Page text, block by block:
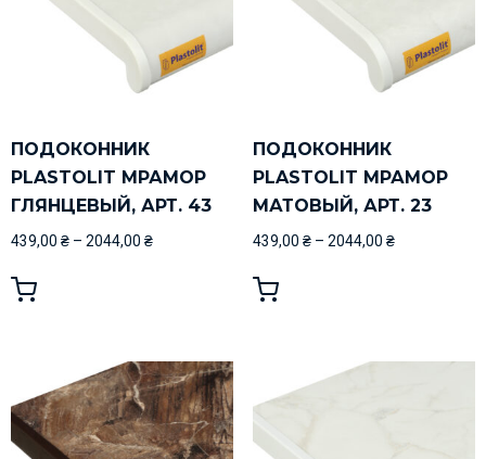
ПОДОКОННИК
PLASTOLIT МРАМОР
ГЛЯНЦЕВЫЙ, АРТ. 43
439,00 ₴ – 2044,00 ₴
ПОДОКОННИК
PLASTOLIT МРАМОР
МАТОВЫЙ, АРТ. 23
439,00 ₴– 2044,00 ₴